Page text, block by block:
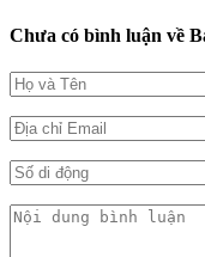
Chưa có bình luận về